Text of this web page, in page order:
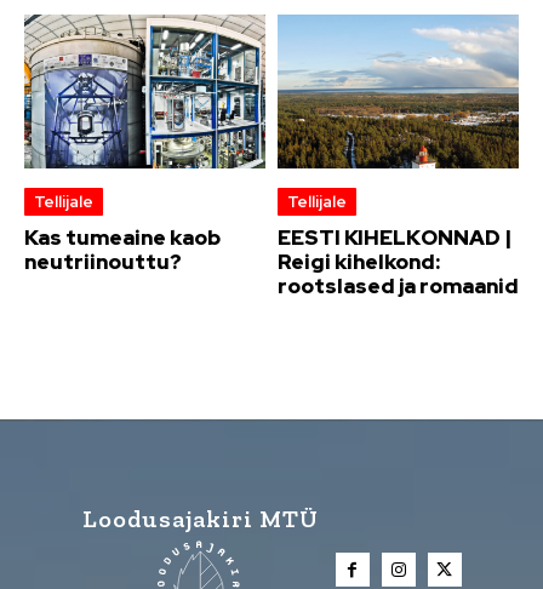
Tellijale
Kas tumeaine kaob
neutriinouttu?
Tellijale
EESTI KIHELKONNAD |
Reigi kihelkond:
rootslased ja romaanid
Loodusajakiri MTÜ